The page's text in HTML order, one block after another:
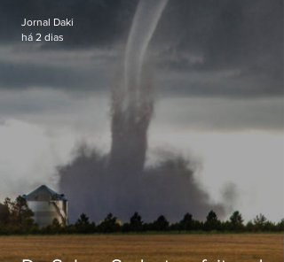
Jornal Daki
há 2 dias